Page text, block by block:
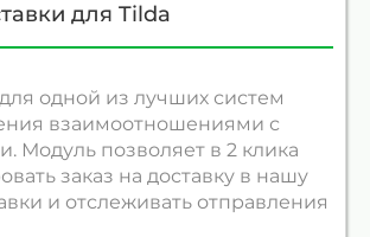
для Tilda
одной из лучших систем
взаимоотношениями с
Модуль позволяет в 2 клика
заказ на доставку в нашу
и отслеживать отправления